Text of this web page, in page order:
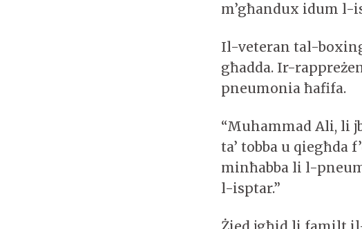
m’għandux idum l-
Il-veteran tal-
għadda. Ir-
pneumonia ħafifa.
“Muhammad Ali, li
ta’ tobba u qiegħda
minħabba li l-
l-isptar.”